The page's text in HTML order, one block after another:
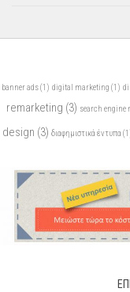
banner ads(1) digital marketing (1)
remarketing (3) search engine
design (3) διαφημιστικά έντυπα